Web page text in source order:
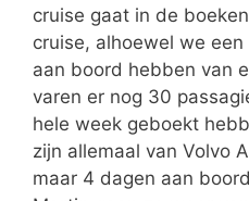
cruise gaat in de
cruise, alhoewel we
aan boord hebben van
varen er nog 30
hele week geboekt
zijn allemaal van Volvo
maar 4 dagen aan